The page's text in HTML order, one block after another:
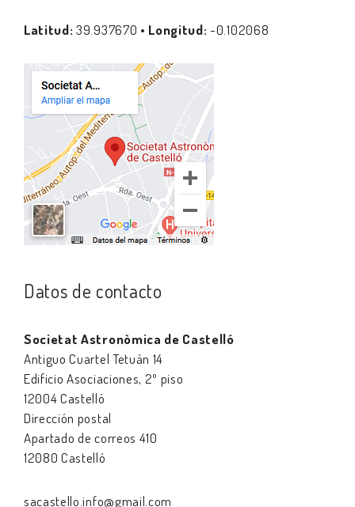
Latitud: 39.937670 • Longitud: -0.102068
Datos de contacto
Societat Astronòmica de Castelló
Antiguo Cuartel Tetuán 14
Edificio Asociaciones, 2º piso
12004 Castelló
Dirección postal
Apartado de correos 410
12080 Castelló
sacastello.info@gmail.com